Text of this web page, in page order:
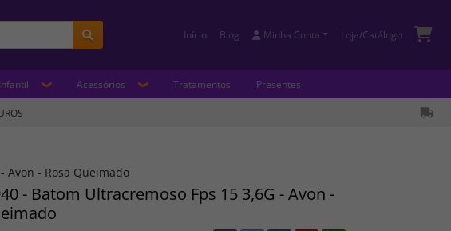
Início Blog Minha Conta Loja/Catálogo
Infantil Acessórios Tratamentos Presentes
Avon - Rosa Queimado
- Batom Ultracremoso Fps 15 3,6G - Avon -